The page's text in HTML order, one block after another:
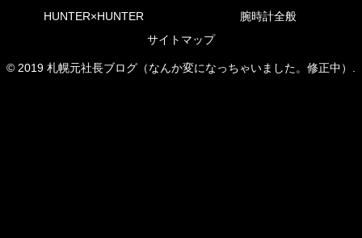
HUNTER×HUNTER
腕時計全般
サイトマップ
© 2019 札幌元社長ブログ（なんか変になっちゃいました。修正中）.